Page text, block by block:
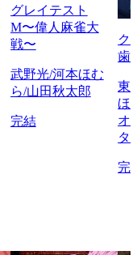
グレイテスト
M〜偉人麻雀大
戦〜
武野光/河本ほむ
ら/山田秋太郎
完結
ク
歯
東
ほ
オ
タ
完